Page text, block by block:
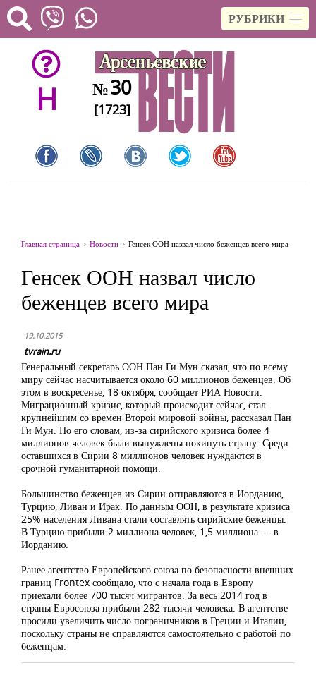
РУБРИКИ
H №30
[1723]
Главная страница Новости Генсек ООН назвал число беженцев всего мира
Генсек ООН назвал число
беженцев всего мира
19.10.2015
tvrain.ru
Генеральный секретарь ООН Пан Ги Мун сказал, что по всему
миру сейчас насчитывается около 60 миллионов беженцев. Об
этом в воскресенье, 18 октября, сообщает РИА Новости.
Миграционный кризис, который происходит сейчас, стал
крупнейшим со времен Второй мировой войны, рассказал Пан
Ги Мун. По его словам, из-за сирийского кризиса более 4
миллионов человек были вынуждены покинуть страну. Среди
оставшихся в Сирии 8 миллионов человек нуждаются в
срочной гуманитарной помощи.
Большинство беженцев из Сирии отправляются в Иорданию,
Турцию, Ливан и Ирак. По данным ООН, в результате кризиса
25% населения Ливана стали составлять сирийские беженцы.
В Турцию прибыли 2 миллиона человек, 1,5 миллиона — в
Иорданию.
Ранее агентство Европейского союза по безопасности внешних
границ Frontex сообщало, что с начала года в Европу
приехали более 700 тысяч мигрантов. За весь 2014 год в
страны Евросоюза прибыли 282 тысячи человека. В агентстве
просили увеличить число пограничников в Греции и Италии,
поскольку страны не справляются самостоятельно с работой по
беженцам.